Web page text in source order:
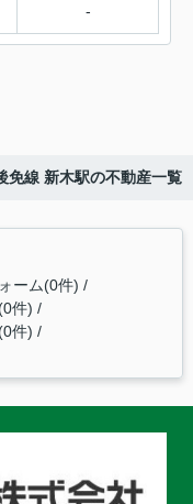
-
免線 新木駅の不動産一覧
ーム(0件)
件)
件)